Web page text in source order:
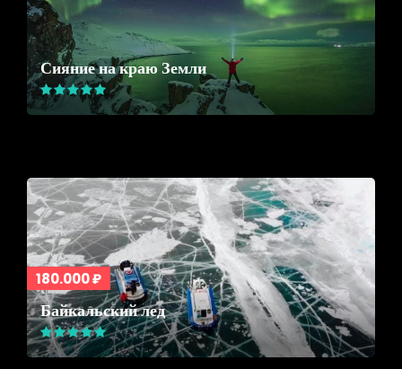
Сияние на краю Земли
180.000 ₽
Байкальский лед